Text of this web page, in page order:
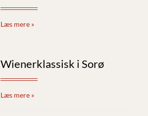
Læs mere »
Wienerklassisk i Sorø
Læs mere »